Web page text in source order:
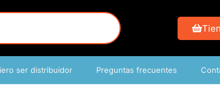
ser distribuidor Preguntas frecuentes